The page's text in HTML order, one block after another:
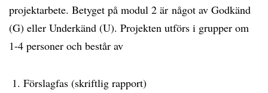
projektarbete. Betyget på modul 2 är något av Godkänd
(G) eller Underkänd (U). Projekten utförs i grupper om
1-4 personer och består av
Förslagfas (skriftlig rapport)